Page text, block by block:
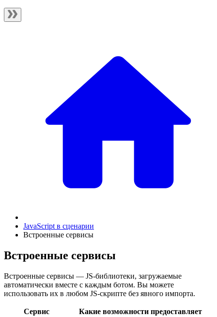
JavaScript в сценарии
Встроенные сервисы
Встроенные сервисы
Встроенные сервисы — JS-библиотеки, загружаемые
автоматически вместе с каждым ботом. Вы можете
использовать их в любом JS-скрипте без явного импорта.
Сервис Какие возможности предоставляет